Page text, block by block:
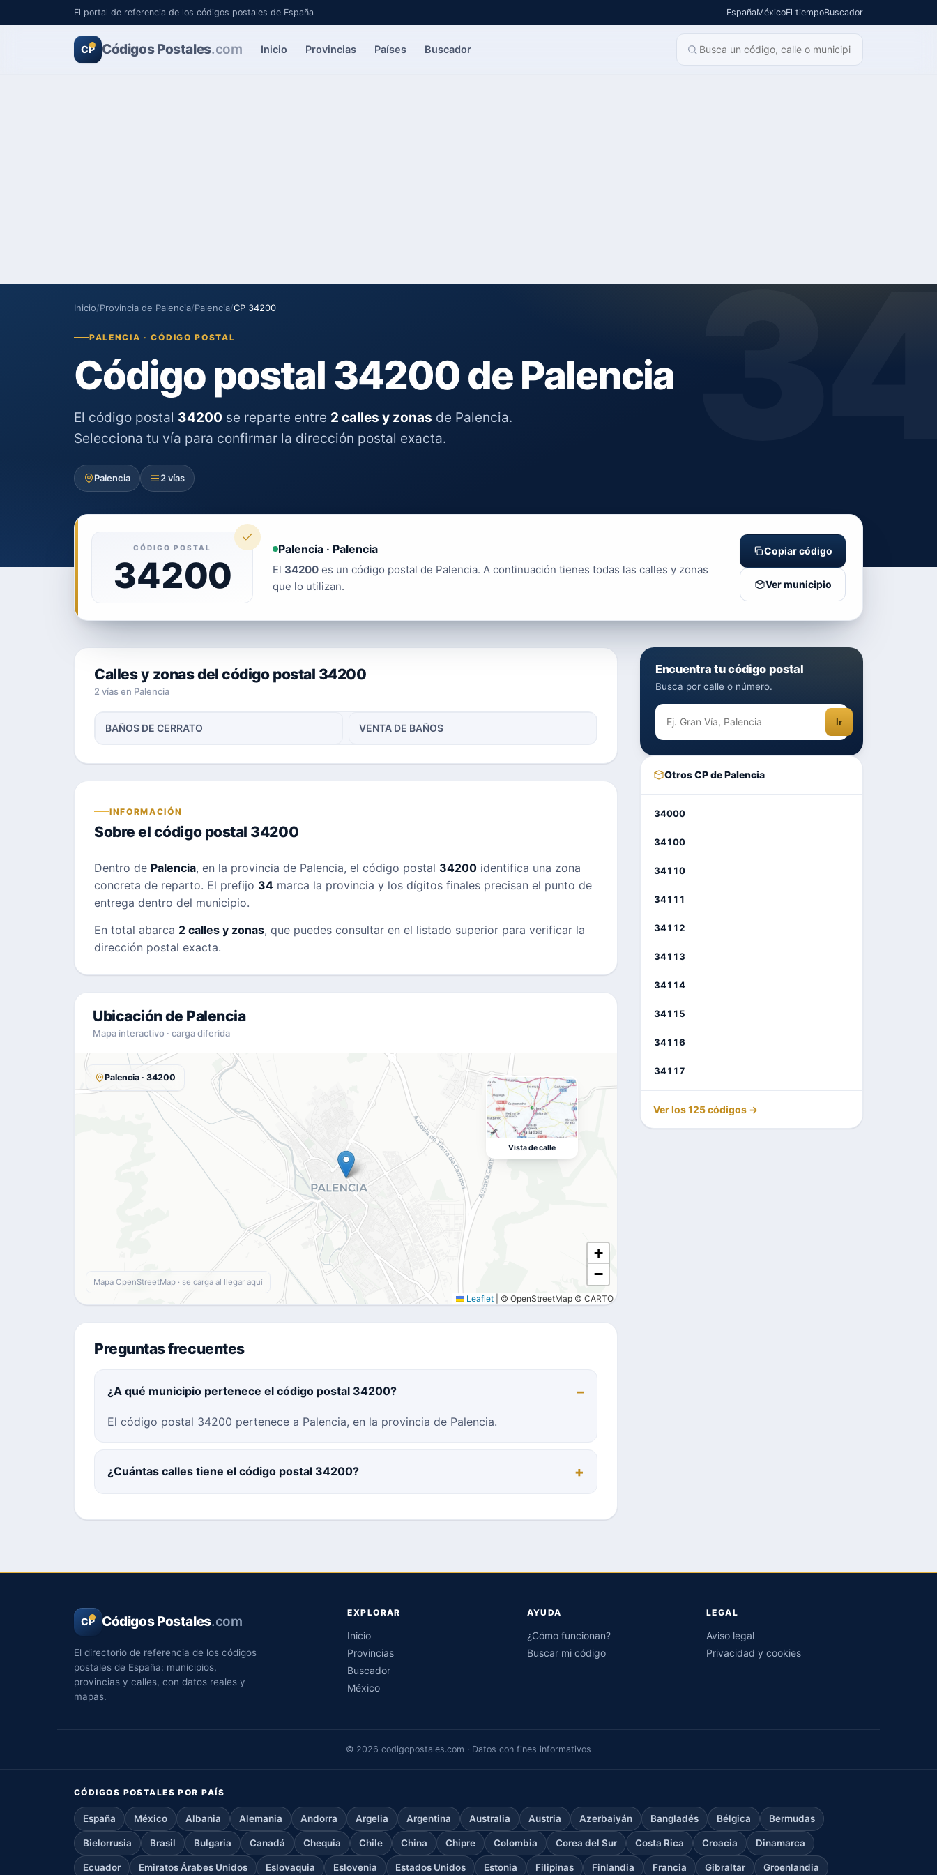
El portal de referencia de los códigos postales de España EspañaMéxicoEl tiempoBuscador
CP Códigos Postales.com Inicio Provincias Países Buscador
Inicio/Provincia de Palencia/Palencia/CP 34200
PALENCIA · CÓDIGO POSTAL
Código postal 34200 de Palencia
El código postal 34200 se reparte entre 2 calles y zonas de Palencia.
Selecciona tu vía para confirmar la dirección postal exacta.
Palencia 2 vías
CÓDIGO POSTAL
34200
Palencia · Palencia
El 34200 es un código postal de Palencia. A continuación tienes todas las calles y zonas
que lo utilizan.
Copiar código
Ver municipio
Calles y zonas del código postal 34200
2 vías en Palencia
BAÑOS DE CERRATO VENTA DE BAÑOS
INFORMACIÓN
Sobre el código postal 34200
Dentro de Palencia, en la provincia de Palencia, el código postal 34200 identifica una zona
concreta de reparto. El prefijo 34 marca la provincia y los dígitos finales precisan el punto de
entrega dentro del municipio.
En total abarca 2 calles y zonas, que puedes consultar en el listado superior para verificar la
dirección postal exacta.
Ubicación de Palencia
Mapa interactivo · carga diferida
+
−
Leaflet © OpenStreetMap © CARTO
Palencia · 34200
Vista de calle
Mapa OpenStreetMap · se carga al llegar aquí
Preguntas frecuentes
¿A qué municipio pertenece el código postal 34200?
El código postal 34200 pertenece a Palencia, en la provincia de Palencia.
¿Cuántas calles tiene el código postal 34200?
Encuentra tu código postal
Busca por calle o número.
Ir
Otros CP de Palencia
34000
34100
34110
34111
34112
34113
34114
34115
34116
34117
Ver los 125 códigos →
CP Códigos Postales.com
El directorio de referencia de los códigos
postales de España: municipios,
provincias y calles, con datos reales y
mapas.
EXPLORAR
Inicio
Provincias
Buscador
México
AYUDA
¿Cómo funcionan?
Buscar mi código
LEGAL
Aviso legal
Privacidad y cookies
© 2026 codigopostales.com · Datos con fines informativos
CÓDIGOS POSTALES POR PAÍS
España México Albania Alemania Andorra Argelia Argentina Australia Austria Azerbaiyán Bangladés Bélgica Bermudas
Bielorrusia Brasil Bulgaria Canadá Chequia Chile China Chipre Colombia Corea del Sur Costa Rica Croacia Dinamarca
Ecuador Emiratos Árabes Unidos Eslovaquia Eslovenia Estados Unidos Estonia Filipinas Finlandia Francia Gibraltar Groenlandia